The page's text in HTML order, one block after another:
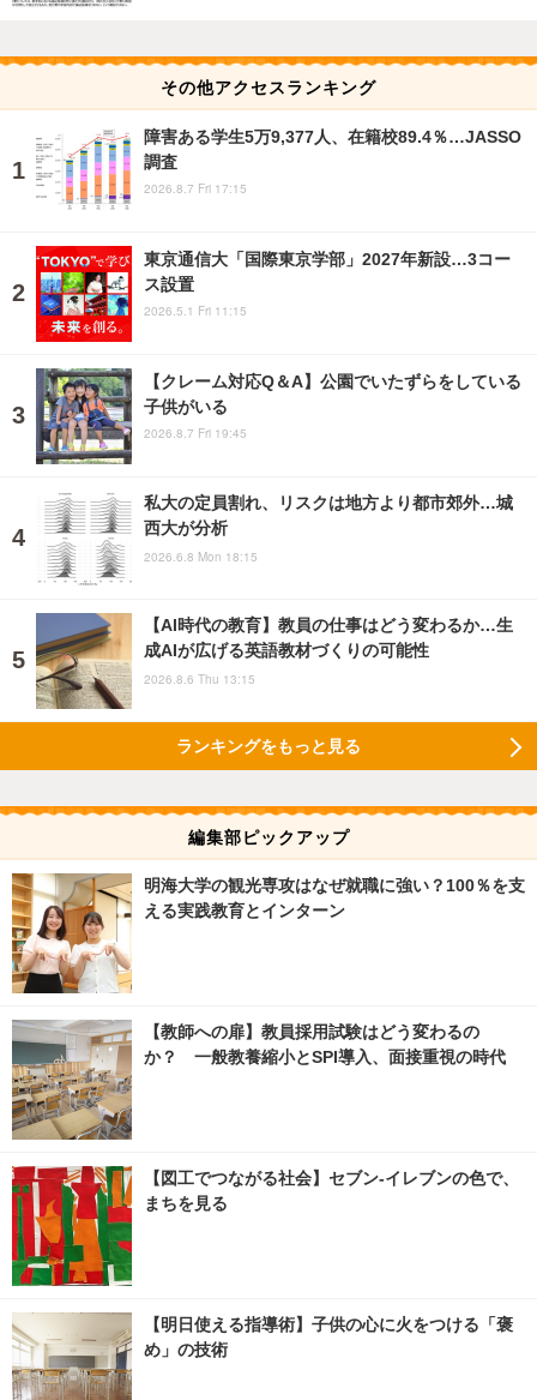
その他アクセスランキング
障害ある学生5万9,377人、在籍校89.4％…JASSO
調査
2026.8.7 Fri 17:15
東京通信大「国際東京学部」2027年新設…3コー
ス設置
2026.5.1 Fri 11:15
【クレーム対応Q＆A】公園でいたずらをしている
子供がいる
2026.8.7 Fri 19:45
私大の定員割れ、リスクは地方より都市郊外…城
西大が分析
2026.6.8 Mon 18:15
【AI時代の教育】教員の仕事はどう変わるか…生
成AIが広げる英語教材づくりの可能性
2026.8.6 Thu 13:15
ランキングをもっと見る
編集部ピックアップ
明海大学の観光専攻はなぜ就職に強い？100％を支
える実践教育とインターン
【教師への扉】教員採用試験はどう変わるの
か？ 一般教養縮小とSPI導入、面接重視の時代
【図工でつながる社会】セブン‐イレブンの色で、
まちを見る
【明日使える指導術】子供の心に火をつける「褒
め」の技術